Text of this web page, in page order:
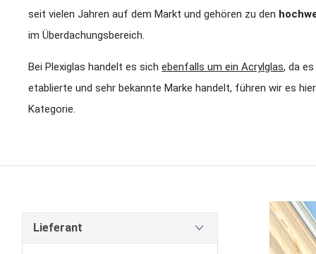
seit vielen Jahren auf dem Markt und gehören zu den
im Überdachungsbereich.
Bei Plexiglas handelt es sich ebenfalls um ein Acrylglas, da
etablierte und sehr bekannte Marke handelt, führen wir es
Kategorie.
Lieferant